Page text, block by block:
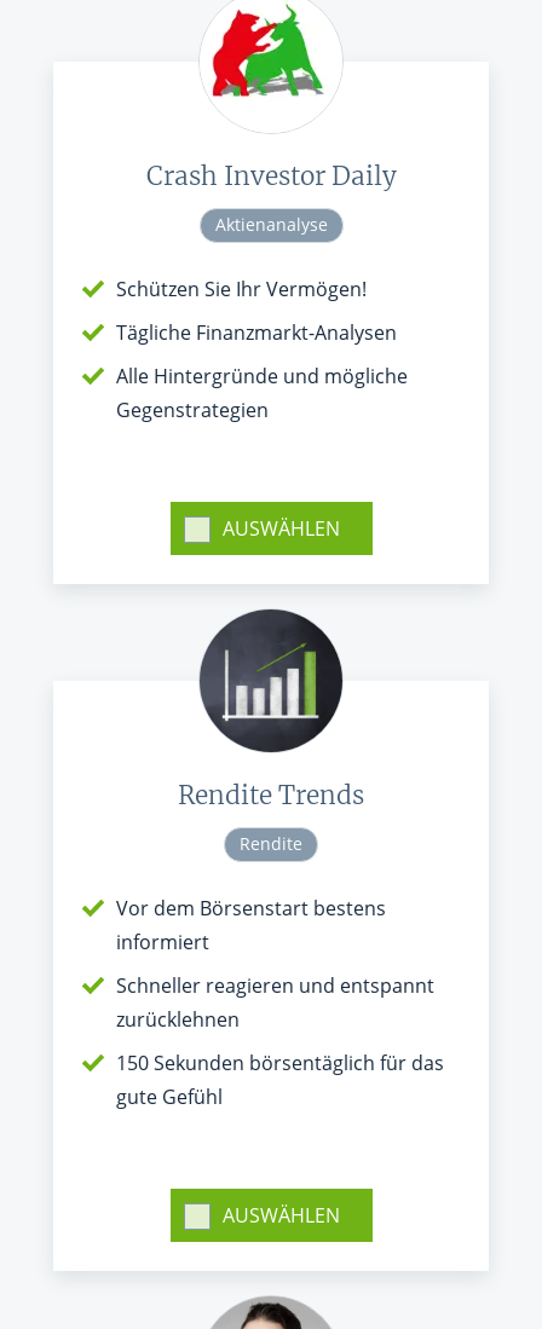
Crash Investor Daily
Aktienanalyse
Schützen Sie Ihr Vermögen!
Tägliche Finanzmarkt-Analysen
Alle Hintergründe und mögliche
Gegenstrategien
AUSWÄHLEN
Rendite Trends
Rendite
Vor dem Börsenstart bestens
informiert
Schneller reagieren und entspannt
zurücklehnen
150 Sekunden börsentäglich für das
gute Gefühl
AUSWÄHLEN